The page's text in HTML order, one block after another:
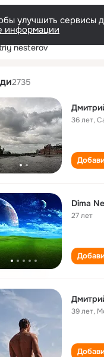
улучшить сервисы
информации
nesterov
2735
36 лет,
Dima
27 лет
39 лет,